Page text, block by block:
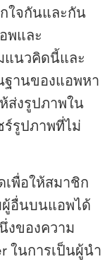
ใจกันและกัน
พและ
แนวคิดนี้และ
านของแอพหา
ส่งรูปภาพใน
ร์รูปภาพที่ไม่
เพื่อให้สมาชิก
อื่นบนแอพได้
งของความ
ในการเป็นผู้นำ